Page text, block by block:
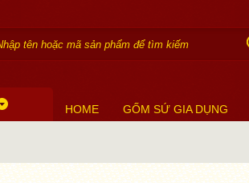
HOME GỐM SỨ GIA DỤNG